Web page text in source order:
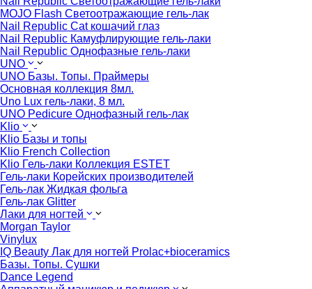
MOJO Flash Светоотражающие гель-лак
Nail Republic Cat кошачий глаз
Nail Republic Камуфлирующие гель-лаки
Nail Republic Однофазные гель-лаки
UNO
UNO Базы. Топы. Праймеры
Основная коллекция 8мл.
Uno Lux гель-лаки, 8 мл.
UNO Pedicure Однофазный гель-лак
Klio
Klio Базы и топы
Klio French Collection
Klio Гель-лаки Коллекция ESTET
Гель-лаки Корейских производителей
Гель-лак Жидкая фольга
Гель-лак Glitter
Лаки для ногтей
Morgan Taylor
Vinylux
IQ Beauty Лак для ногтей Prolac+bioceramics
Базы. Топы. Сушки
Dance Legend